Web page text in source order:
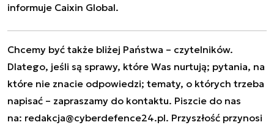
informuje Caixin Global.
Chcemy być także bliżej Państwa – czytelników.
Dlatego, jeśli są sprawy, które Was nurtują; pytania, na
które nie znacie odpowiedzi; tematy, o których trzeba
napisać – zapraszamy do kontaktu. Piszcie do nas
na: redakcja@cyberdefence24.pl. Przyszłość przynosi